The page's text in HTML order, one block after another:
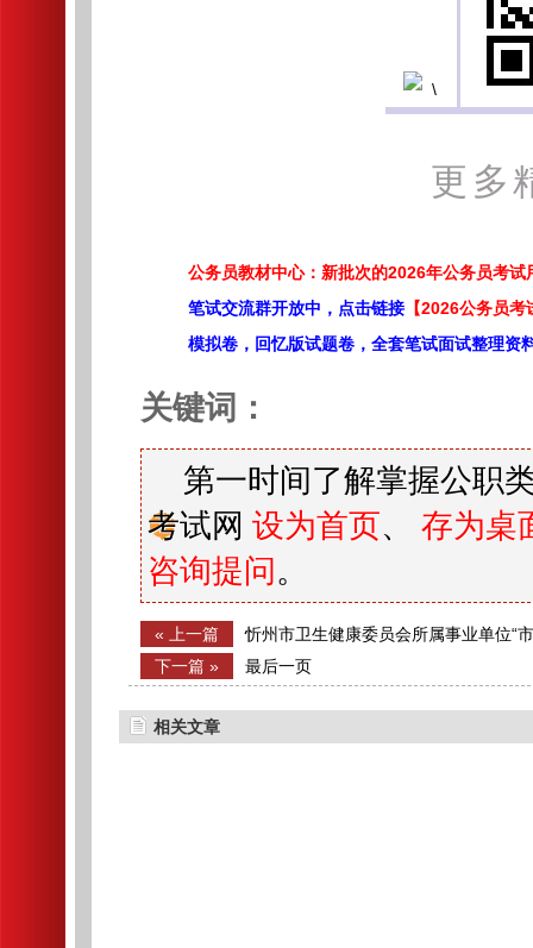
更多
公务员教材中心：新批次的2026年公务员考试
笔试交流群开放中，点击链接 【2026公务员
模拟卷，回忆版试题卷，全套笔试面试整理资
关键词：
第一时间了解掌握公职
考试网 设为首页、 存为桌
咨询提问 。
« 上一篇 忻州市卫生健康委员会所属事业单位“
人公告
下一篇 » 最后一页
相关文章